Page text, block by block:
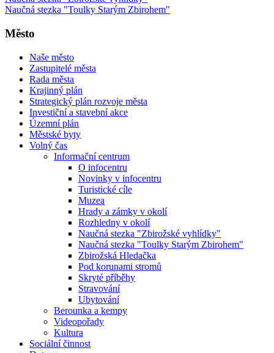
Naučná stezka "Toulky Starým Zbirohem"
Město
Naše město
Zastupitelé města
Rada města
Krajinný plán
Strategický plán rozvoje města
Investiční a stavební akce
Územní plán
Městské byty
Volný čas
Informační centrum
O infocentru
Novinky v infocentru
Turistické cíle
Muzea
Hrady a zámky v okolí
Rozhledny v okolí
Naučná stezka "Zbirožské vyhlídky"
Naučná stezka "Toulky Starým Zbirohem"
Zbirožská Hledačka
Pod korunami stromů
Skryté příběhy
Stravování
Ubytování
Berounka a kempy
Videopořady
Kultura
Sociální činnost